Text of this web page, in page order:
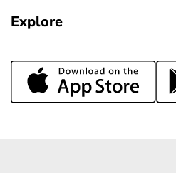
Explore